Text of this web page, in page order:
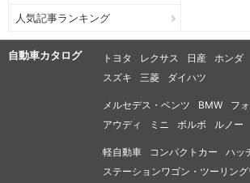
人気記事ランキング
自動車カタログ トヨタ レクサス 日産 ホンダ
スズキ
三菱 ダイハツ
メルセデス・ベンツ BMW
フ
アウディ
ミニ ボルボ ルノー
軽自動車 コンパクトカー ハッ
ステーションワゴン・ツーリン